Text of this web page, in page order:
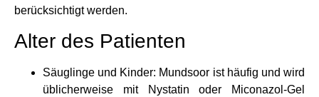
berücksichtigt werden.
Alter des Patienten
Säuglinge und Kinder: Mundsoor ist häufig und wird
üblicherweise mit Nystatin oder Miconazol-Gel